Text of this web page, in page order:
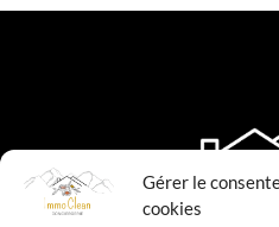
Gérer le
cookies